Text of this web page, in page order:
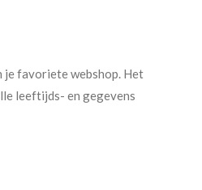
je favoriete webshop. Het
leeftijds- en gegevens